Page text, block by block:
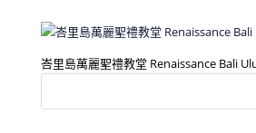
峇里島萬麗聖禮教堂 Renaissance Bali